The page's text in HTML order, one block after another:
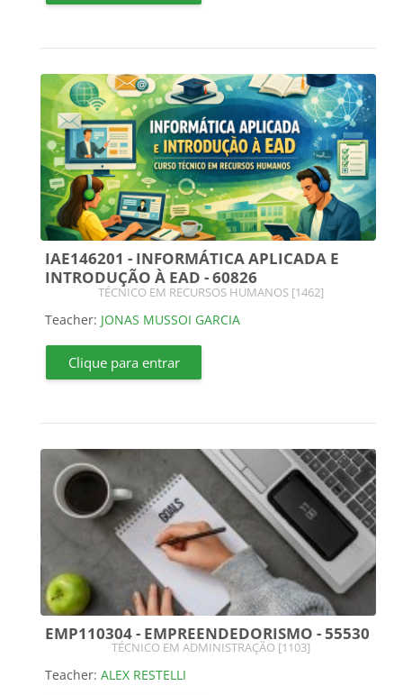
IAE146201 - INFORMÁTICA APLICADA E
INTRODUÇÃO À EAD - 60826
Course category
TÉCNICO EM RECURSOS HUMANOS [1462]
Teacher: JONAS MUSSOI GARCIA
Clique para entrar
EMP110304 - EMPREENDEDORISMO - 55530
Course category
TÉCNICO EM ADMINISTRAÇÃO [1103]
Teacher: ALEX RESTELLI